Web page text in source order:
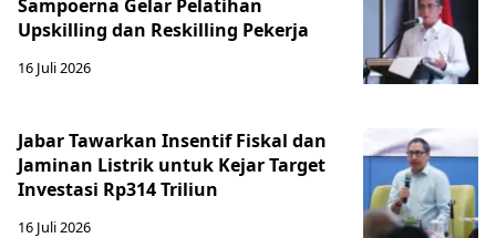
Sampoerna Gelar Pelatihan
Upskilling dan Reskilling Pekerja
16 Juli 2026
Jabar Tawarkan Insentif Fiskal dan
Jaminan Listrik untuk Kejar Target
Investasi Rp314 Triliun
16 Juli 2026